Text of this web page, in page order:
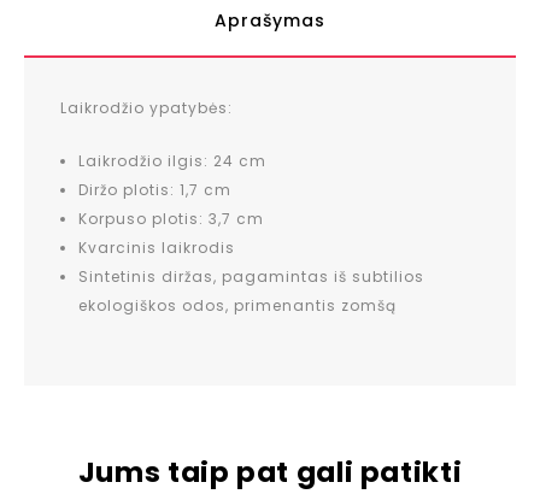
Aprašymas
Laikrodžio ypatybės:
Laikrodžio ilgis: 24 cm
Diržo plotis: 1,7 cm
Korpuso plotis: 3,7 cm
Kvarcinis laikrodis
Sintetinis diržas, pagamintas iš subtilios
ekologiškos odos, primenantis zomšą
Jums taip pat gali patikti